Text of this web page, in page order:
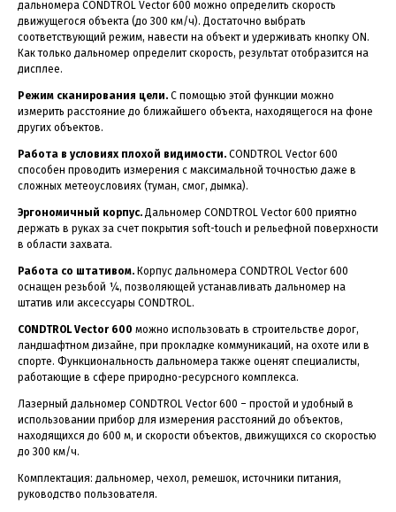
дальномера CONDTROL Vector 600 можно определить скорость
движущегося объекта (до 300 км/ч). Достаточно выбрать
соответствующий режим, навести на объект и удерживать кнопку ON.
Как только дальномер определит скорость, результат отобразится на
дисплее.
Режим сканирования цели. С помощью этой функции можно
измерить расстояние до ближайшего объекта, находящегося на фоне
других объектов.
Работа в условиях плохой видимости. CONDTROL Vector 600
способен проводить измерения с максимальной точностью даже в
сложных метеоусловиях (туман, смог, дымка).
Эргономичный корпус. Дальномер CONDTROL Vector 600 приятно
держать в руках за счет покрытия soft-touch и рельефной поверхности
в области захвата.
Работа со штативом. Корпус дальномера CONDTROL Vector 600
оснащен резьбой ¼, позволяющей устанавливать дальномер на
штатив или аксессуары CONDTROL.
CONDTROL Vector 600 можно использовать в строительстве дорог,
ландшафтном дизайне, при прокладке коммуникаций, на охоте или в
спорте. Функциональность дальномера также оценят специалисты,
работающие в сфере природно-ресурсного комплекса.
Лазерный дальномер CONDTROL Vector 600 – простой и удобный в
использовании прибор для измерения расстояний до объектов,
находящихся до 600 м, и скорости объектов, движущихся со скоростью
до 300 км/ч.
Комплектация: дальномер, чехол, ремешок, источники питания,
руководство пользователя.